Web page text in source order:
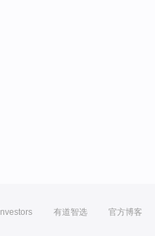
Investors 有道智选 官方博客